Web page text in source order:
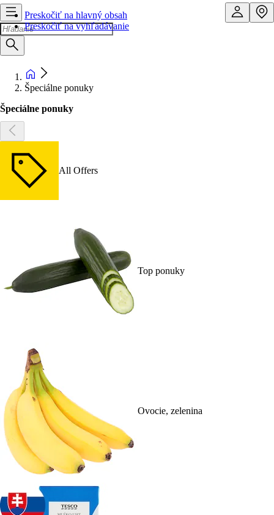
Preskočiť na hlavný obsah
Preskočiť na vyhľadávanie
Špeciálne ponuky
Špeciálne ponuky
All Offers
Top ponuky
Ovocie, zelenina